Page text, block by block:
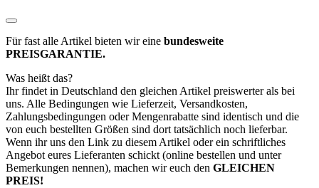
Für fast alle Artikel bieten wir eine bundesweite
PREISGARANTIE.
Was heißt das?
Ihr findet in Deutschland den gleichen Artikel preiswerter als bei
uns. Alle Bedingungen wie Lieferzeit, Versandkosten,
Zahlungsbedingungen oder Mengenrabatte sind identisch und die
von euch bestellten Größen sind dort tatsächlich noch lieferbar.
Wenn ihr uns den Link zu diesem Artikel oder ein schriftliches
Angebot eures Lieferanten schickt (online bestellen und unter
Bemerkungen nennen), machen wir euch den GLEICHEN
PREIS!